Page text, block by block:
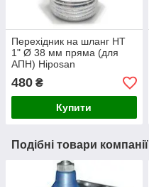
Перехідник на шланг НТ
1" Ø 38 мм пряма (для
АПН) Hiposan
480 ₴
Купити
Подібні товари компанії